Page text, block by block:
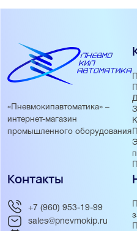
«Пневмокипавтоматика» –
интернет-магазин
промышленного оборудования
Контакты
+7 (960) 953-19-99
sales@pnevmokip.ru